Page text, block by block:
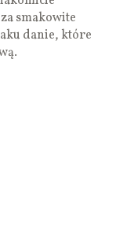
smakowite
danie, które